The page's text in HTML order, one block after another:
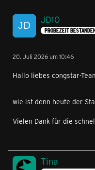
JD10
PROBEZEIT
20. Juli 2026 um 10:46
Hallo liebes congstar-
wie ist denn heute der
Vielen Dank für die
Tina